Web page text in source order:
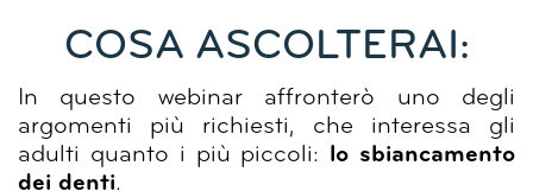
COSA ASCOLTERAI:
In questo webinar affronterò uno degli
argomenti più richiesti, che interessa gli
adulti quanto i più piccoli: lo sbiancamento
dei denti.